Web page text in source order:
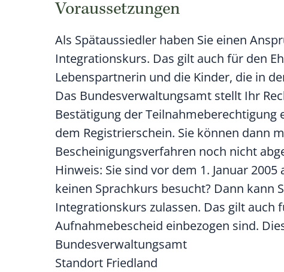
Voraussetzungen
Als Spätaussiedler haben Sie einen
Integrationskurs. Das gilt auch für den
Lebenspartnerin und die Kinder, die in
Das Bundesverwaltungsamt stellt Ihr
Bestätigung der Teilnahmeberechtigung
dem Registrierschein. Sie können dann
Bescheinigungsverfahren noch nicht
Hinweis: Sie sind vor dem 1. Januar
keinen Sprachkurs besucht? Dann kann
Integrationskurs zulassen. Das gilt auch
Aufnahmebescheid einbezogen sind.
Bundesverwaltungsamt
Standort Friedland